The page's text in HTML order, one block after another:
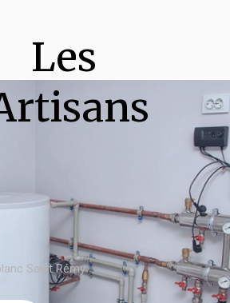
Les
Saint Rémy